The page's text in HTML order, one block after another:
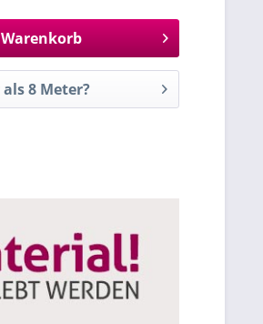
Warenkorb
Weniger als 8 Meter?